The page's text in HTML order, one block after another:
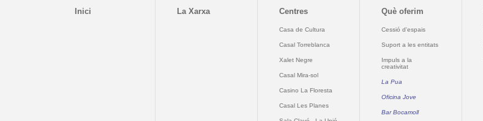
Inici La Xarxa Centres
Casa de Cultura
Casal Torreblanca
Xalet Negre
Casal Mira-sol
Casino La Floresta
Casal Les Planes
Què oferim
Cessió d'espais
Suport a les entitats
Impuls a la
creativitat
La Pua
Oficina Jove
Bar Bocamoll